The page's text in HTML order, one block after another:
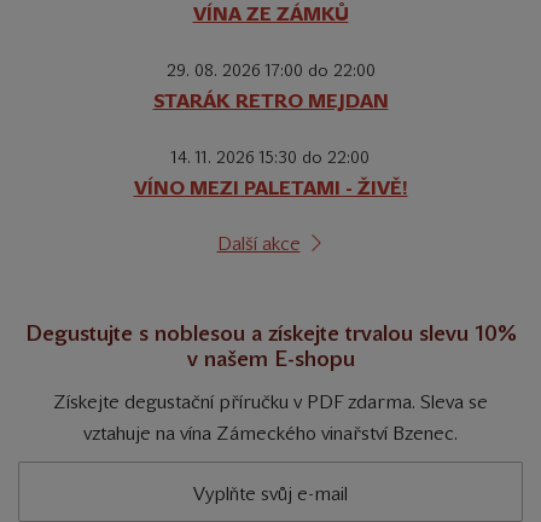
VÍNA ZE ZÁMKŮ
29. 08. 2026 17:00 do 22:00
STARÁK RETRO MEJDAN
14. 11. 2026 15:30 do 22:00
VÍNO MEZI PALETAMI - ŽIVĚ!
Další akce
Degustujte s noblesou a získejte trvalou slevu 10%
v našem E-shopu
Získejte degustační příručku v PDF zdarma. Sleva se
vztahuje na vína Zámeckého vinařství Bzenec.